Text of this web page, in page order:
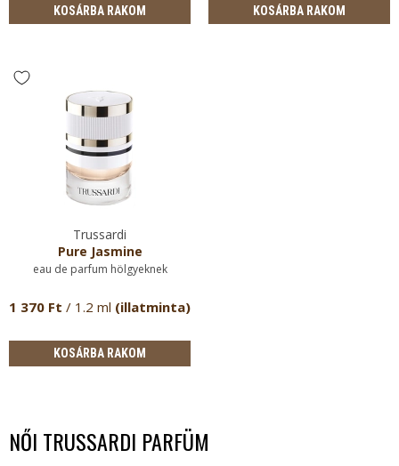
KOSÁRBA RAKOM KOSÁRBA RAKOM
Trussardi
Pure Jasmine
eau de parfum hölgyeknek
1 370 Ft / 1.2 ml (illatminta)
KOSÁRBA RAKOM
NŐI TRUSSARDI PARFÜM